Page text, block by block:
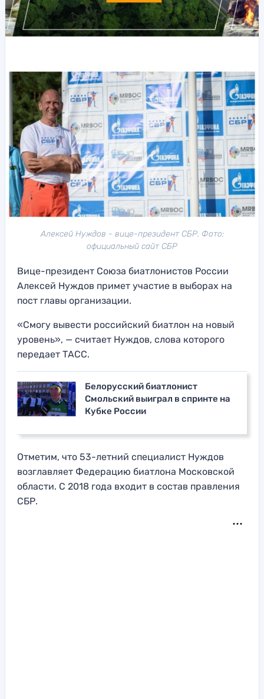
Алексей Нуждов - вице-президент СБР. Фото:
официальный сайт СБР
Вице-президент Союза биатлонистов России
Алексей Нуждов примет участие в выборах на
пост главы организации.
«Смогу вывести российский биатлон на новый
уровень», — считает Нуждов, слова которого
передает ТАСС.
Белорусский биатлонист
Смольский выиграл в спринте на
Кубке России
Отметим, что 53-летний специалист Нуждов
возглавляет Федерацию биатлона Московской
области. С 2018 года входит в состав правления
СБР.